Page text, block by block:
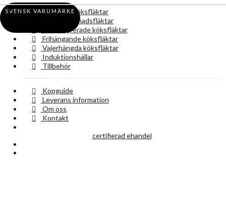
Vägghängda köksfläktar
Underbyggnadsfläktar
Takintegrerade köksfläktar
Frihängande köksfläktar
Vajerhängda köksfläktar
Induktionshällar
Tillbehör
Kopguide
Leverans information
Om oss
Kontakt
certifierad ehandel
SVENSK VARUMÄRKE